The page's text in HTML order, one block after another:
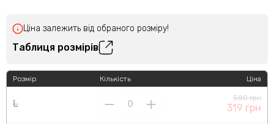
Ціна залежить від обраного розміру!
Таблиця розмірів
Розмір
L
Кількість Ціна
580 грн
319 грн